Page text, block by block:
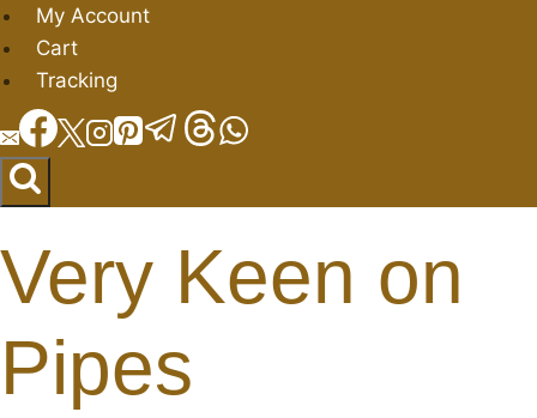
Salta
al
contenuto
My Account
Cart
Tracking
Very Keen on
Pipes